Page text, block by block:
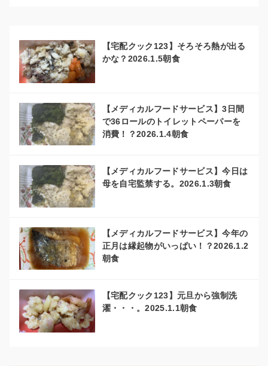
【宅配クック123】そろそろ熱が出る
かな？2026.1.5朝食
【メディカルフードサービス】3日間
で36ロールのトイレットペーパーを
消費！？2026.1.4朝食
【メディカルフードサービス】今日は
母を自宅監禁する。2026.1.3朝食
【メディカルフードサービス】今年の
正月は縁起物がいっぱい！？2026.1.2
朝食
【宅配クック123】元旦から強制洗
濯・・・。2025.1.1朝食